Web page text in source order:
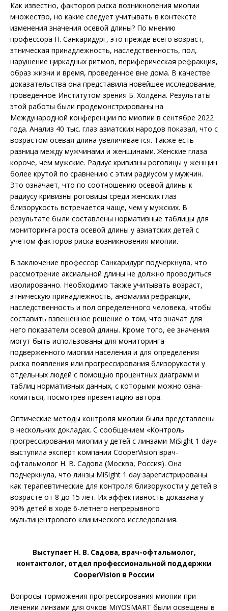
Как известно, факторов риска возникновения миопии
множество, но какие следует учитывать в контексте
изменения значения осевой длины? По мнению
профессора П. Санкаридург, это прежде всего возраст,
этническая принадлежность, наследственность, пол,
нарушение циркад­ных ритмов, периферическая рефракция,
образ жизни и время, проведенное вне дома. В качестве
доказательства она представила новейшее исследование,
проведенное Институтом зрения Б. Холдена. Результаты
этой работы были продемонстрированы на
Международной конференции по миопии в сентябре 2022
года. Анализ 40 тыс. глаз азиатских народов показал, что с
возрастом осевая длина увеличивается. Также есть
разница между мужчинами и женщинами. Женские глаза
короче, чем мужские. Радиус кривизны роговицы у женщин
более крутой по сравнению с этим радиусом у мужчин.
Это означает, что по соотношению осевой длины к
радиусу кривизны роговицы среди женских глаз
близорукость встречается чаще, чем у мужских. В
результате были составлены нормативные таблицы для
мониторинга роста осевой длины у азиатских детей с
учетом факторов риска возникновения миопии.
В заключение профессор Санкаридург подчеркнула, что
рассмотрение аксиальной длины не должно проводиться
изолированно. Необходимо также учитывать возраст,
этническую принадлежность, аномалии рефракции,
наследственность и пол определенного человека, чтобы
составить взвешенное решение о том, что значат для
него показатели осевой длины. Кроме того, ее значения
могут быть использованы для мониторинга
подверженного миопии населения и для определения
риска появления или прогрессирования близорукости у
отдельных людей с помощью процентных диаграмм и
таблиц нормативных данных, с которыми можно озна­
комиться, посмотрев презентацию автора.
Оптические методы контроля миопии были представлены
в нескольких докладах. С сообщением «Контроль
прогрессирования миопии у детей с линзами MiSight 1 day»
выступила эксперт компании CooperVision врач-
офтальмолог Н. В. Садова (Москва, Россия). Она
подчеркнула, что линзы MiSight 1 day зарегистрированы
как терапевтические для контроля близорукости у детей в
возрасте от 8 до 15 лет. Их эффективность доказана у
90% детей в ходе 6-летнего непрерывного
мультицентрового клинического исследования.
Выступает Н. В. Садова, врач-офтальмолог,
контактолог, отдел профессиональной поддержки
CooperVision в России
Вопросы торможения прогрессирования миопии при
лечении линзами для очков MiYOSMART были освещены в